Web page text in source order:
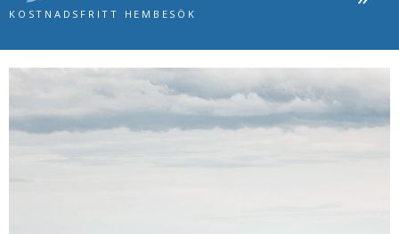
KOSTNADSFRITT HEMBESÖK